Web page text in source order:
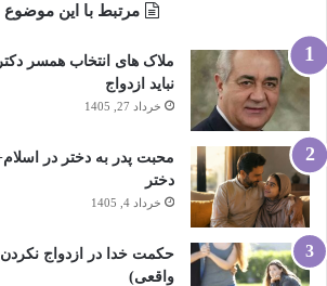
مرتبط با این موضوع
نباید ازدواج
خرداد 27, 1405
دختر
خرداد 4, 1405
واقعی)